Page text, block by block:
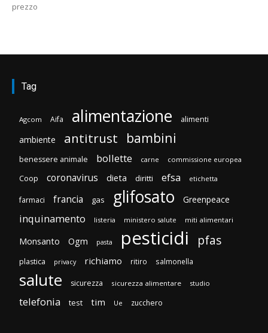
prezzo
Tag
Agcom Aifa alimentazione alimenti
ambiente antitrust bambini
benessere animale bollette carne commissione europea
Coop coronavirus dieta diritti efsa etichetta
farmaci francia gas glifosato Greenpeace
inquinamento listeria ministero salute miti alimentari
Monsanto Ogm pasta pesticidi pfas
plastica privacy richiamo ritiro salmonella
salute sicurezza sicurezza alimentare studio
telefonia test tim Ue zucchero